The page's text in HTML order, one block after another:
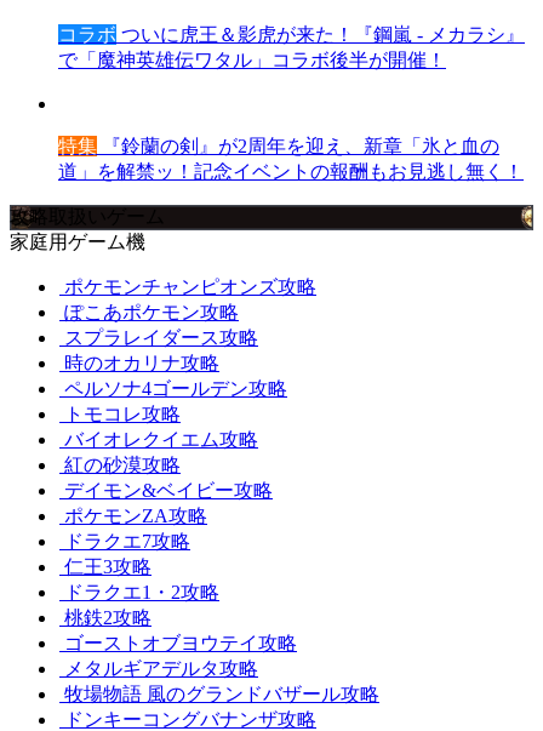
コラボ ついに虎王＆影虎が来た！『鋼嵐 - メカラシ』
で「魔神英雄伝ワタル」コラボ後半が開催！
特集 『鈴蘭の剣』が2周年を迎え、新章「氷と血の
道」を解禁ッ！記念イベントの報酬もお見逃し無く！
攻略取扱いゲーム
家庭用ゲーム機
ポケモンチャンピオンズ攻略
ぽこあポケモン攻略
スプラレイダース攻略
時のオカリナ攻略
ペルソナ4ゴールデン攻略
トモコレ攻略
バイオレクイエム攻略
紅の砂漠攻略
デイモン&ベイビー攻略
ポケモンZA攻略
ドラクエ7攻略
仁王3攻略
ドラクエ1・2攻略
桃鉄2攻略
ゴーストオブヨウテイ攻略
メタルギアデルタ攻略
牧場物語 風のグランドバザール攻略
ドンキーコングバナンザ攻略